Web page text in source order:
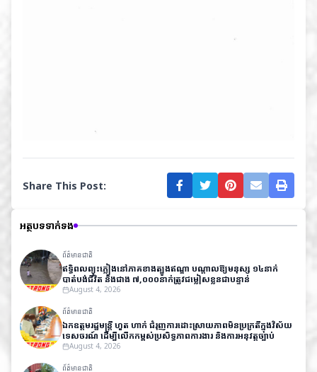
Share This Post:
អត្ថបទទាក់ទង
ព័ត៌មានជាតិ
ឥទ្ធិពលព្យុះភ្លៀងនៅភាគខាងត្បូងឥណ្ឌា បណ្តាលឱ្យមនុស្ស ១៤នាក់
បាត់បង់ជីវិត និងជាង ៧,០០០នាក់ត្រូវជម្លៀសខ្លួនជាបន្ទាន់
August 4, 2026
ព័ត៌មានជាតិ
ឯកឧត្តមរដ្ឋមន្ត្រី ហួត ហាក់ ជំរុញការដោះស្រាយភាពមិនប្រក្រតីក្នុងវិស័យ
ទេសចរណ៍ ដើម្បីលើកកម្ពស់ប្រសិទ្ធភាពការងារ និងការអនុវត្តច្បាប់
August 4, 2026
ព័ត៌មានជាតិ